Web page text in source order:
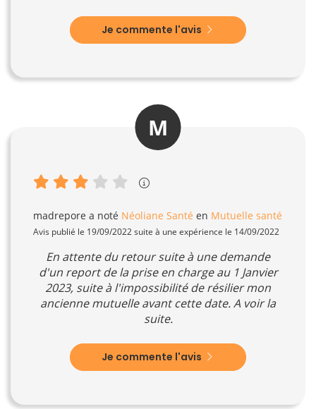
Je commente l'avis
M
madrepore a noté Néoliane Santé en Mutuelle santé
Avis publié le 19/09/2022 suite à une expérience le 14/09/2022
En attente du retour suite à une demande
d'un report de la prise en charge au 1 Janvier
2023, suite à l'impossibilité de résilier mon
ancienne mutuelle avant cette date. A voir la
suite.
Je commente l'avis